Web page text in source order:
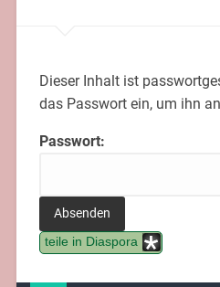
Dieser Inhalt ist
das Passwort ein, um ihn
Passwort:
teile in Diaspora